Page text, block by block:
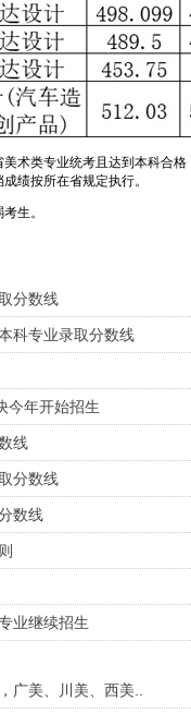
术类专业统考且达到本科合格
绩按所在省规定执行。
生。
分数线
科专业录取分数线
今年开始招生
线
分数线
数线
业继续招生
广美、川美、西美..